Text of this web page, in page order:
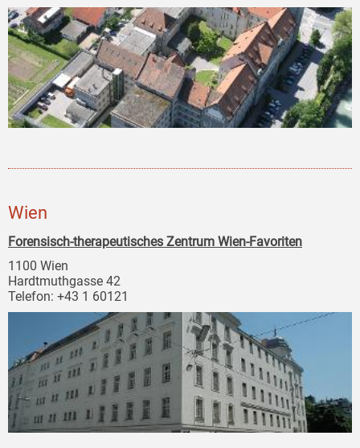
Wien
Forensisch-therapeutisches Zentrum Wien-Favoriten
1100 Wien
Hardtmuthgasse 42
Telefon: +43 1 60121